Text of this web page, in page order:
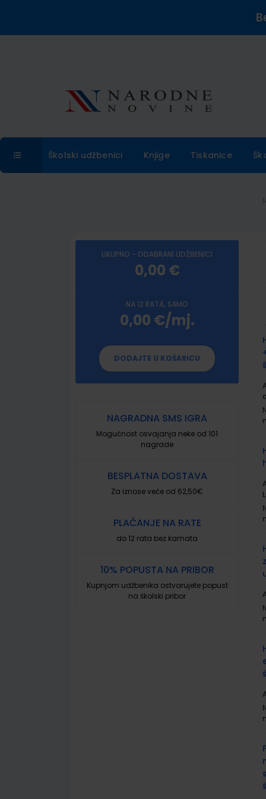
Školski udžbenici Knjige Tiskanice
UKUPNO - ODABRANI UDŽBENICI
0,00 €
NA 12 RATA, SAMO
0,00 €/mj.
DODAJTE U KOŠARICU
NAGRADNA SMS IGRA
Mogućnost osvajanja neke od 101
nagrade
BESPLATNA DOSTAVA
Za iznose veće od 62,50€
PLAĆANJE NA RATE
do 12 rata bez kamata
10% POPUSTA NA PRIBOR
Kupnjom udžbenika ostvarujete popust
na školski pribor